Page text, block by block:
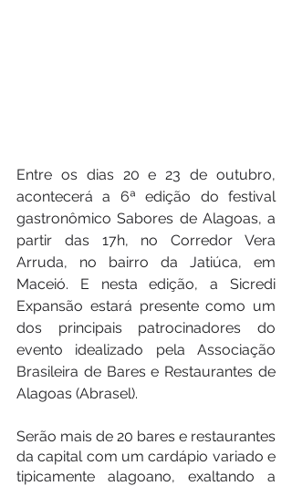
Entre os dias 20 e 23 de outubro,
acontecerá a 6ª edição do festival
gastronômico Sabores de Alagoas, a
partir das 17h, no Corredor Vera
Arruda, no bairro da Jatiúca, em
Maceió. E nesta edição, a Sicredi
Expansão estará presente como um
dos principais patrocinadores do
evento idealizado pela Associação
Brasileira de Bares e Restaurantes de
Alagoas (Abrasel).
Serão mais de 20 bares e restaurantes
da capital com um cardápio variado e
tipicamente alagoano, exaltando a